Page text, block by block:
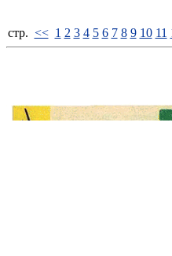
стp. << 1 2 3 4 5 6 7 8 9 10 11